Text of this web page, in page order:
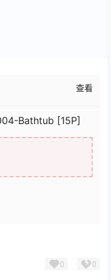
查看
Bathtub [15P]
0 0